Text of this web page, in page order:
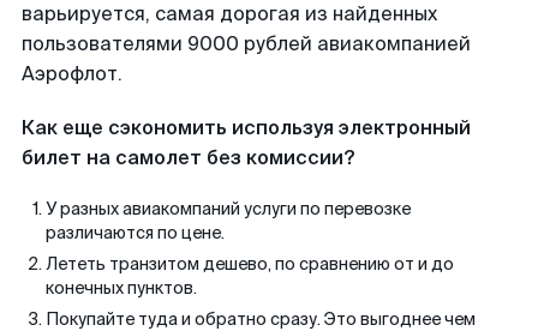
варьируется, самая дорогая из найденных
пользователями 9000 рублей авиакомпанией
Аэрофлот.
Как еще сэкономить используя электронный
билет на самолет без комиссии?
У разных авиакомпаний услуги по перевозке
различаются по цене.
Лететь транзитом дешево, по сравнению от и до
конечных пунктов.
Покупайте туда и обратно сразу. Это выгоднее чем